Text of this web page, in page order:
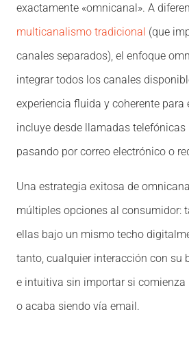
exactamente «omnicanal». A
multicanalismo tradicional (que
canales separados), el enfoque
integrar todos los canales
experiencia fluida y coherente para
incluye desde llamadas telefónicas
pasando por correo electrónico o
Una estrategia exitosa de
múltiples opciones al consumidor:
ellas bajo un mismo techo
tanto, cualquier interacción con su
e intuitiva sin importar si comienza
o acaba siendo vía email.